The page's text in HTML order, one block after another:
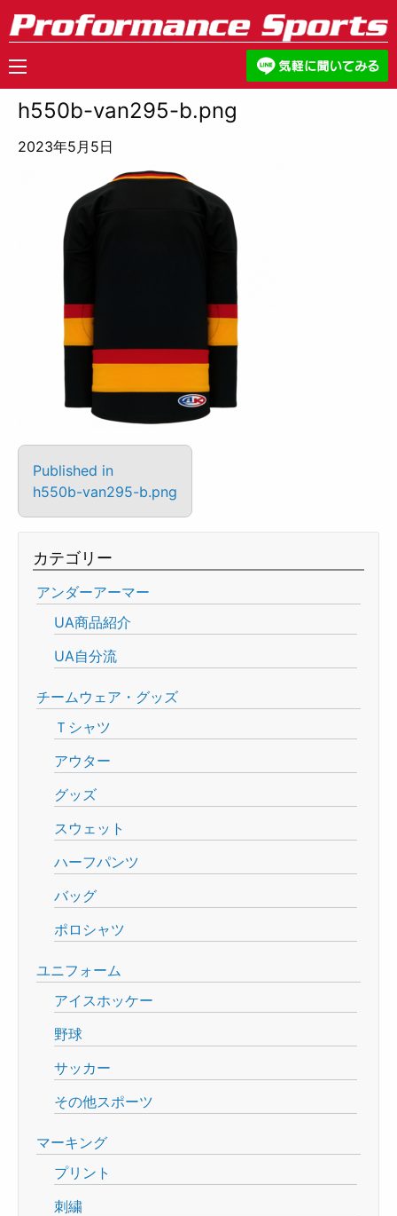
h550b-van295-b.png
2023年5月5日
Published in
h550b-van295-b.png
カテゴリー
アンダーアーマー
UA商品紹介
UA自分流
チームウェア・グッズ
Ｔシャツ
アウター
グッズ
スウェット
ハーフパンツ
バッグ
ポロシャツ
ユニフォーム
アイスホッケー
野球
サッカー
その他スポーツ
マーキング
プリント
刺繍